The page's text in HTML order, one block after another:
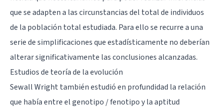
que se adapten a las circunstancias del total de individuos
de la población total estudiada. Para ello se recurre a una
serie de simplificaciones que estadísticamente no deberían
alterar significativamente las conclusiones alcanzadas.
Estudios de teoría de la evolución
Sewall Wright también estudió en profundidad la relación
que había entre el genotipo / fenotipo y la aptitud